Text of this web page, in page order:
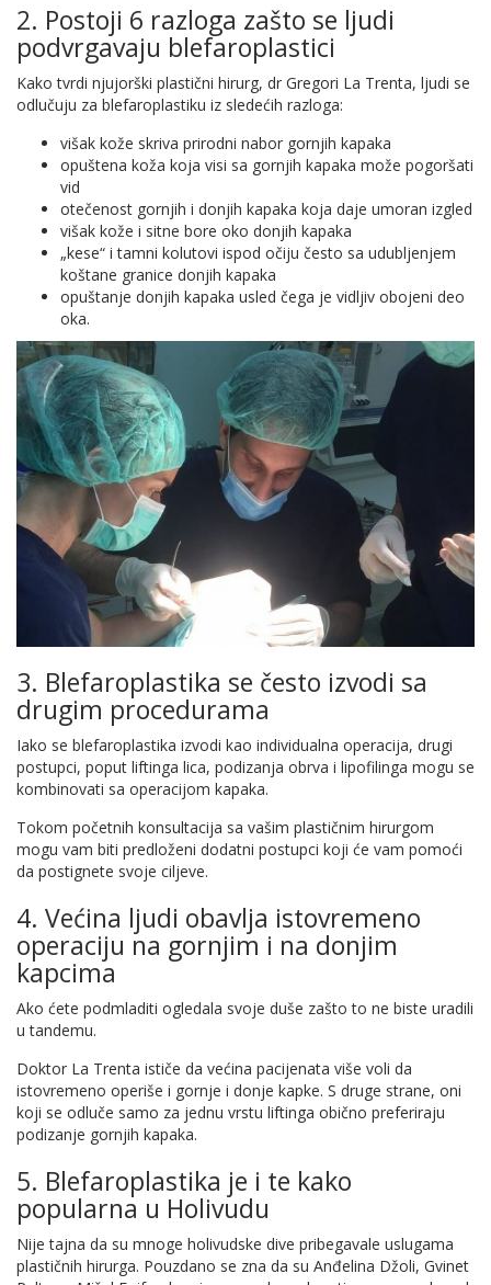
2. Postoji 6 razloga zašto se ljudi
podvrgavaju blefaroplastici
Kako tvrdi njujorški plastični hirurg, dr Gregori La Trenta, ljudi se
odlučuju za blefaroplastiku iz sledećih razloga:
višak kože skriva prirodni nabor gornjih kapaka
opuštena koža koja visi sa gornjih kapaka može pogoršati
vid
otečenost gornjih i donjih kapaka koja daje umoran izgled
višak kože i sitne bore oko donjih kapaka
„kese“ i tamni kolutovi ispod očiju često sa udubljenjem
koštane granice donjih kapaka
opuštanje donjih kapaka usled čega je vidljiv obojeni deo
oka.
3. Blefaroplastika se često izvodi sa
drugim procedurama
Iako se blefaroplastika izvodi kao individualna operacija, drugi
postupci, poput liftinga lica, podizanja obrva i lipofilinga mogu se
kombinovati sa operacijom kapaka.
Tokom početnih konsultacija sa vašim plastičnim hirurgom
mogu vam biti predloženi dodatni postupci koji će vam pomoći
da postignete svoje ciljeve.
4. Većina ljudi obavlja istovremeno
operaciju na gornjim i na donjim
kapcima
Ako ćete podmladiti ogledala svoje duše zašto to ne biste uradili
u tandemu.
Doktor La Trenta ističe da većina pacijenata više voli da
istovremeno operiše i gornje i donje kapke. S druge strane, oni
koji se odluče samo za jednu vrstu liftinga obično preferiraju
podizanje gornjih kapaka.
5. Blefaroplastika je i te kako
popularna u Holivudu
Nije tajna da su mnoge holivudske dive pribegavale uslugama
plastičnih hirurga. Pouzdano se zna da su Anđelina Džoli, Gvinet